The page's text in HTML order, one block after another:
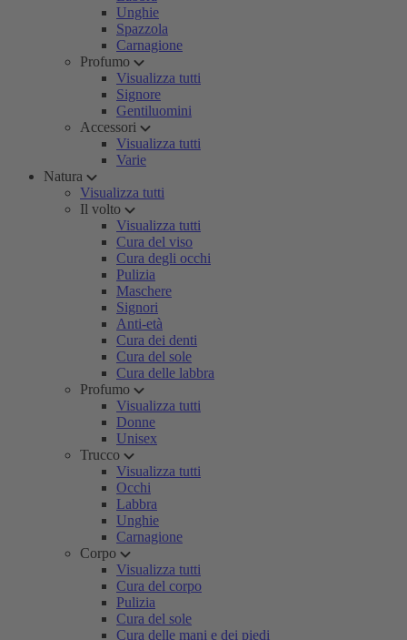
Unghie
Spazzola
Carnagione
Profumo
Visualizza tutti
Signore
Gentiluomini
Accessori
Visualizza tutti
Varie
Natura
Visualizza tutti
Il volto
Visualizza tutti
Cura del viso
Cura degli occhi
Pulizia
Maschere
Signori
Anti-età
Cura dei denti
Cura del sole
Cura delle labbra
Profumo
Visualizza tutti
Donne
Unisex
Trucco
Visualizza tutti
Occhi
Labbra
Unghie
Carnagione
Corpo
Visualizza tutti
Cura del corpo
Pulizia
Cura del sole
Cura delle mani e dei piedi